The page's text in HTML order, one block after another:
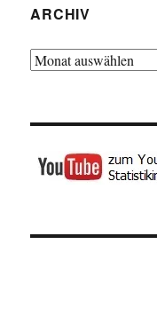
ARCHIV
Archiv